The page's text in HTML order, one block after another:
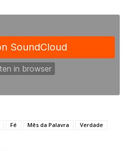
Fé Mês da Palavra Verdade